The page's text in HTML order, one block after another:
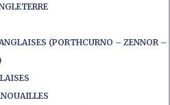
(PORTHCURNO – ZENNOR –